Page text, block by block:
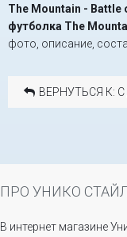
The Mountain - Battle
футболка The
фото, описание,
ВЕРНУТЬСЯ К:
ПРО УНИКО
В интернет магазине